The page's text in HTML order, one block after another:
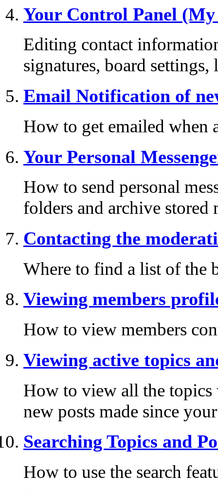
Your Control Panel
Editing contact
signatures, board settings,
Email Notification of
How to get emailed when
Your Personal
How to send personal
folders and archive stored
Contacting the
Where to find a list of the
Viewing members
How to view members
Viewing active topics
How to view all the topics
new posts made since
Searching Topics and
How to use the search